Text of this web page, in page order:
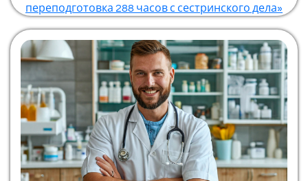
переподготовка 288 часов с сестринского дела»